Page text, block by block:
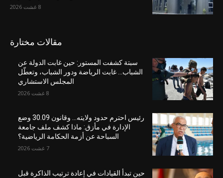
8 غشت 2026
مقالات مختارة
سبتة كشفت المستور: حين غابت الدولة عن
الشباب… غابت الرياضة ودور الشباب، وتعطّل
المجلس الاستشاري
8 غشت 2026
رئيس احترم حدود ولايته… وقانون 30.09 وضع
الإدارة في مأزق: ماذا كشف ملف جامعة
السباحة عن أزمة الحكامة الرياضية؟
7 غشت 2026
حين تبدأ القيادات في إعادة ترتيب الذاكرة قبل